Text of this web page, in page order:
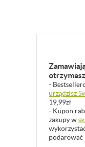
-
urządzisz
19,99zł
- Kupon
zakupy w
podarować